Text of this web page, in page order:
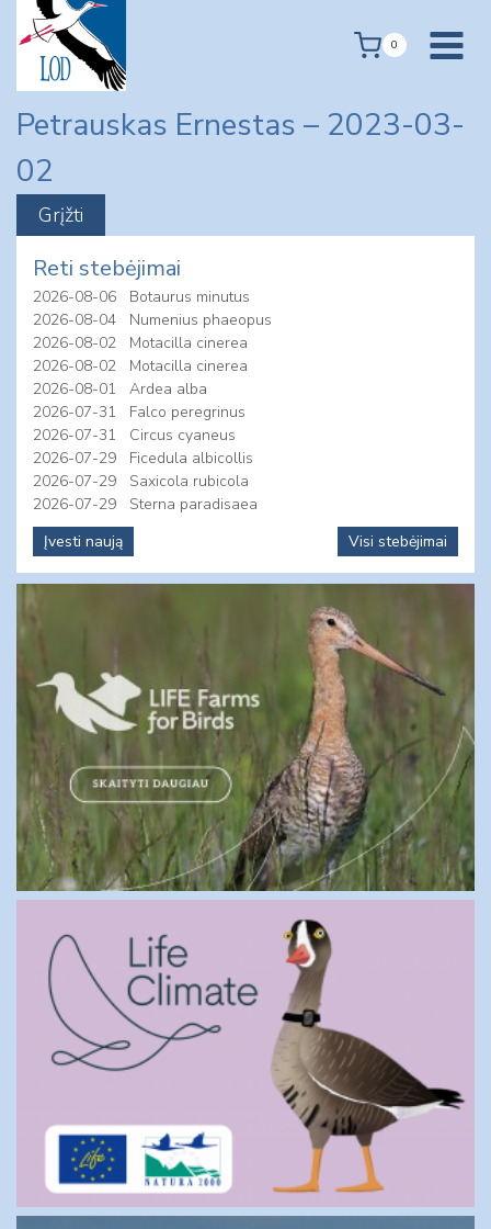
content
0
Petrauskas Ernestas – 2023-03-
02
Reti stebėjimai
2026-08-06
Botaurus minutus
2026-08-04
Numenius phaeopus
2026-08-02
Motacilla cinerea
2026-08-02
Motacilla cinerea
2026-08-01
Ardea alba
2026-07-31
Falco peregrinus
2026-07-31
Circus cyaneus
2026-07-29
Ficedula albicollis
2026-07-29
Saxicola rubicola
2026-07-29
Sterna paradisaea
Įvesti naują
Visi stebėjimai